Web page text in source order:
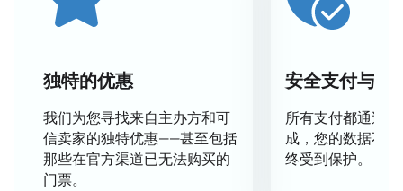
術人士的不二之選。 為了避免錯過這場精彩絕倫的演
出，並提前選擇心儀的座位，您可以
購買灰姑娘冰上芭
滿童話、音樂和優雅冰上芭蕾舞的氛圍中，享受一個難
忘的夜晚。
独特的优惠
我们为您寻找来自主办方和可
信卖家的独特优惠——甚至包括
那些在官方渠道已无法购买的
门票。
安全支付与数
所有支付都通过
成，您的数据不
终受到保护。